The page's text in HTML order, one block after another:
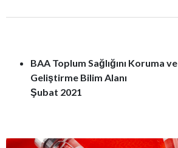
BAA Toplum Sağlığını Koruma ve
Geliştirme Bilim Alanı
Şubat 2021